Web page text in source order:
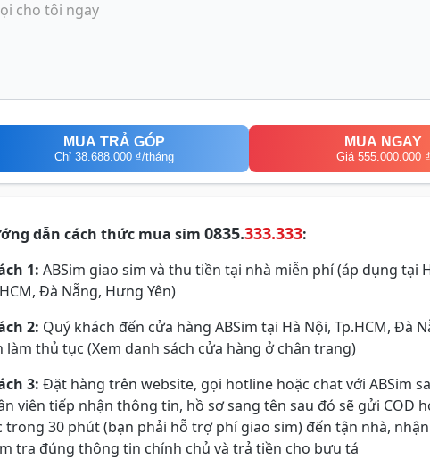
MUA TRẢ GÓP
Chỉ 38.688.000 ₫/tháng
MUA NGAY
Giá 555.000.000 ₫
dẫn cách thức mua sim 0835.333.333:
1: ABSim giao sim và thu tiền tại nhà miễn phí (áp dụng tại
Đà Nẵng, Hưng Yên)
2: Quý khách đến cửa hàng ABSim tại Hà Nội, Tp.HCM, Đà
làm thủ tục (Xem danh sách cửa hàng ở chân trang)
3: Đặt hàng trên website, gọi hotline hoặc chat với ABSim
viên tiếp nhận thông tin, hồ sơ sang tên sau đó sẽ gửi COD
trong 30 phút (bạn phải hỗ trợ phí giao sim) đến tận nhà,
tra đúng thông tin chính chủ và trả tiền cho bưu tá